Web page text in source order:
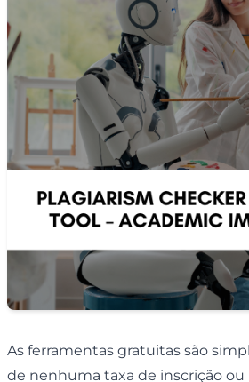
As ferramentas gratuitas são
de nenhuma taxa de inscrição ou